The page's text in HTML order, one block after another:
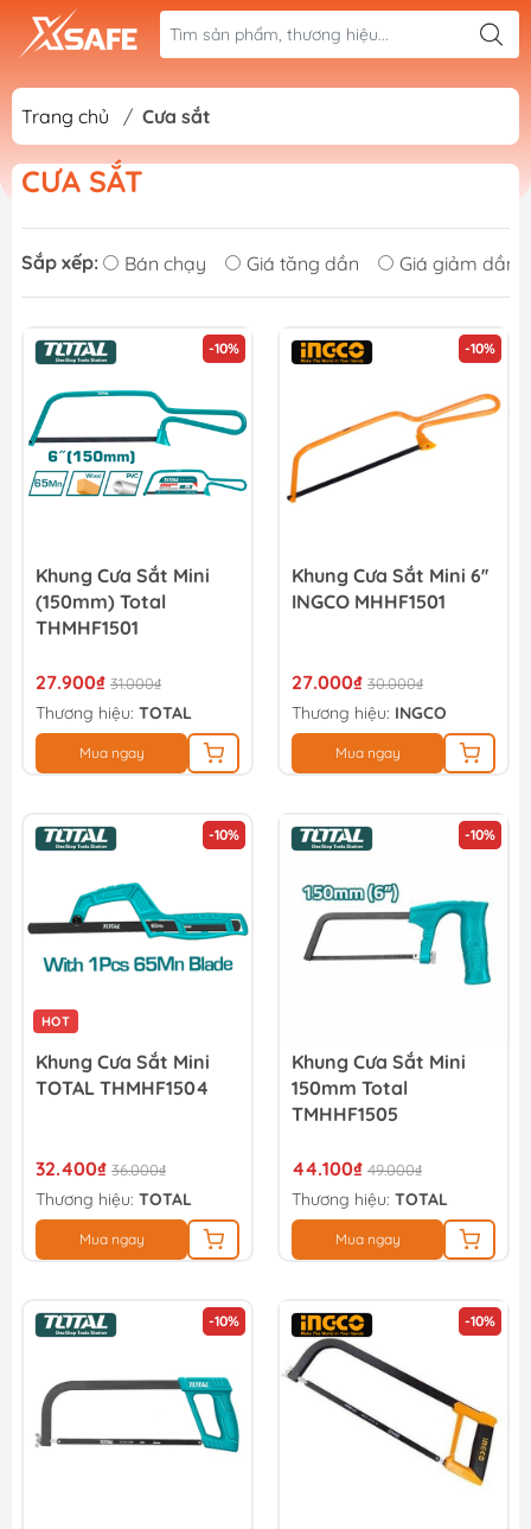
Trang chủ / Cưa sắt
CƯA SẮT
Sắp xếp: Bán chạy Giá tăng dần Giá giảm dần
-10%
Khung Cưa Sắt Mini
(150mm) Total
THMHF1501
27.900₫ 31.000₫
Thương hiệu: TOTAL
Mua ngay
-10%
Khung Cưa Sắt Mini 6''
INGCO MHHF1501
27.000₫ 30.000₫
Thương hiệu: INGCO
Mua ngay
-10%
HOT
Khung Cưa Sắt Mini
TOTAL THMHF1504
32.400₫ 36.000₫
Thương hiệu: TOTAL
Mua ngay
-10%
Khung Cưa Sắt Mini
150mm Total
TMHHF1505
44.100₫ 49.000₫
Thương hiệu: TOTAL
Mua ngay
-10% -10%